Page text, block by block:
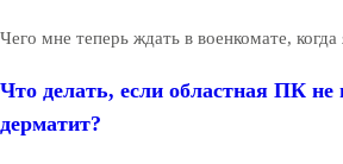
Чего мне теперь ждать в военкомате,
Что делать, если областная ПК не
дерматит?